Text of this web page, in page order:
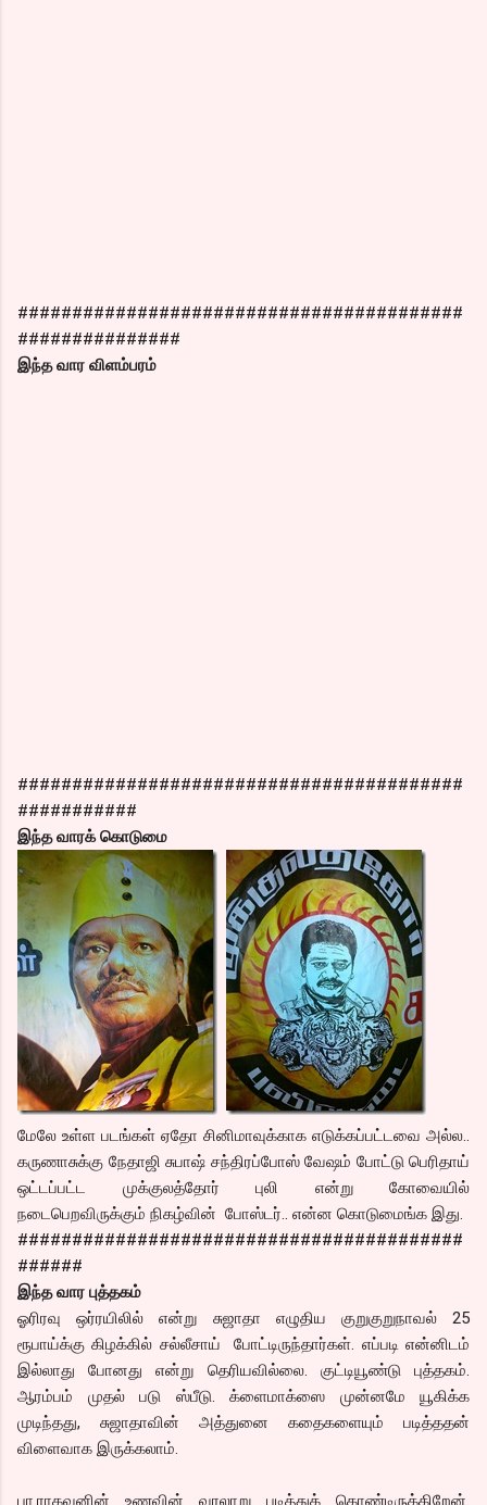
#########################################
###############
இந்த வார விளம்பரம்
#########################################
###########
இந்த வாரக் கொடுமை
மேலே உள்ள படங்கள் ஏதோ சினிமாவுக்காக எடுக்கப்பட்டவை அல்ல..
கருணாசுக்கு நேதாஜி சுபாஷ் சந்திரப்போஸ் வேஷம் போட்டு பெரிதாய்
ஒட்டப்பட்ட முக்குலத்தோர் புலி என்று கோவையில்
நடைபெறவிருக்கும் நிகழ்வின் போஸ்டர்.. என்ன கொடுமைங்க இது.
#########################################
######
இந்த வார புத்தகம்
ஓரிரவு ஒர்ரயிலில் என்று சுஜாதா எழுதிய குறுகுறுநாவல் 25
ரூபாய்க்கு கிழக்கில் சல்லீசாய் போட்டிருந்தார்கள். எப்படி என்னிடம்
இல்லாது போனது என்று தெரியவில்லை. குட்டியூண்டு புத்தகம்.
ஆரம்பம் முதல் படு ஸ்பீடு. க்ளைமாக்ஸை முன்னமே யூகிக்க
முடிந்தது, சுஜாதாவின் அத்துனை கதைகளையும் படித்ததன்
விளைவாக இருக்கலாம்.
பா.ராகவனின் உணவின் வரலாறு படித்துக் கொண்டிருக்கிறேன்.